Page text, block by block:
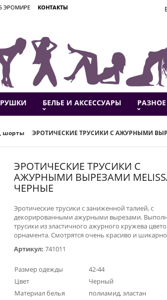
ЭРОМИРЕ КОНТАКТЫ
БЕЛЬЕ И АКСЕССУАРЫ РАЗНОЕ
шорты ЭРОТИЧЕСКИЕ ТРУСИКИ С АЖУРНЫМИ
ЭРОТИЧЕСКИЕ ТРУСИКИ С
АЖУРНЫМИ ВЫРЕЗАМИ
ЧЕРНЫЕ
Эротические трусики с заниженной талией, с
декорированными ажурными вырезами.
трусики из эластичного ажурного кружева
орнамента. Смотрятся очень красиво и
Артикул: 741011
Размер одежды
42-44
Цвет
Черный
Материал белья
полиамид, эластан